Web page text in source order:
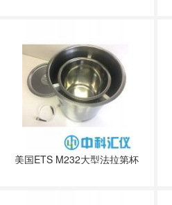
美国ETS M232大型法拉第杯